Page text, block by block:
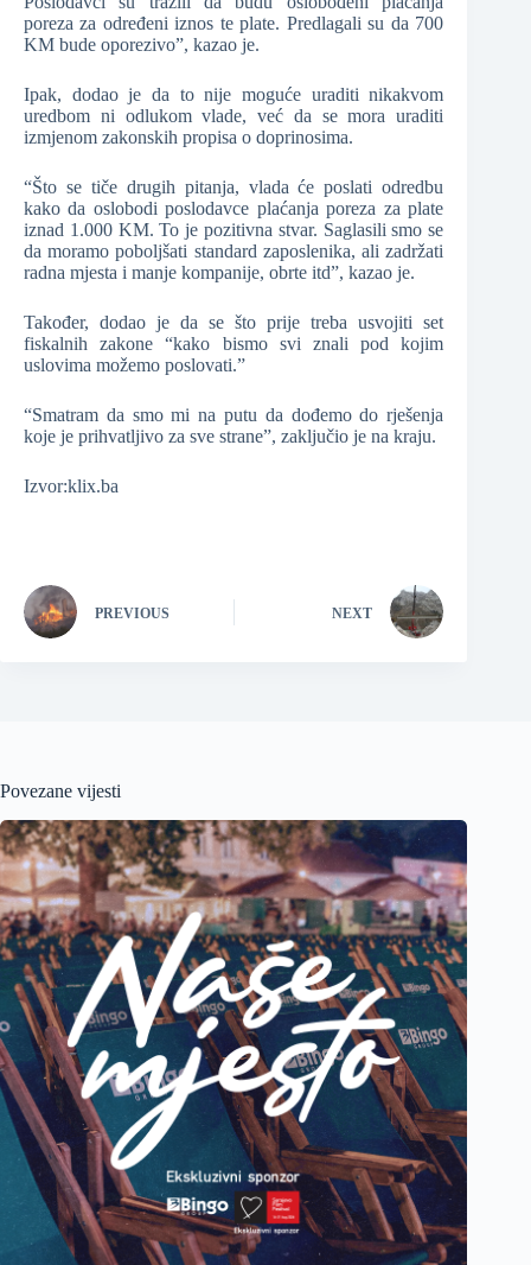
poreza za određeni iznos te plate. Predlagali su da 700
KM bude oporezivo”, kazao je.
Ipak, dodao je da to nije moguće uraditi nikakvom
uredbom ni odlukom vlade, već da se mora uraditi
izmjenom zakonskih propisa o doprinosima.
“Što se tiče drugih pitanja, vlada će poslati odredbu
kako da oslobodi poslodavce plaćanja poreza za plate
iznad 1.000 KM. To je pozitivna stvar. Saglasili smo se
da moramo poboljšati standard zaposlenika, ali zadržati
radna mjesta i manje kompanije, obrte itd”, kazao je.
Također, dodao je da se što prije treba usvojiti set
fiskalnih zakone “kako bismo svi znali pod kojim
uslovima možemo poslovati.”
“Smatram da smo mi na putu da dođemo do rješenja
koje je prihvatljivo za sve strane”, zaključio je na kraju.
Izvor:klix.ba
PREVIOUS NEXT
Povezane vijesti